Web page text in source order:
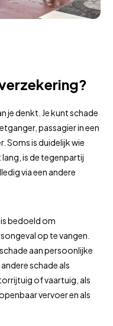
je denkt. Je kunt schade
passagier in een
Soms is duidelijk wie
is de tegenpartij
via een andere
bedoeld om
op te vangen.
aan persoonlijke
schade als
of vaartuig, als
vervoer en als